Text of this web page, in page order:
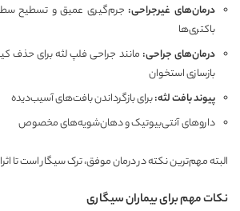
درمان‌های غیرجراحی: جرم‌گیری عمیق و تسطیح
باکتری‌ها
درمان‌های جراحی: مانند جراحی فلپ لثه برای حذف
بازسازی استخوان
پیوند بافت لثه:برای بازگرداندن بافت‌های آسیب‌دیده
داروهای آنتی‌بیوتیک و دهان‌شویه‌های مخصوص
البته مهم‌ترین نکته در درمان موفق، ترک سیگار است تا
نکات مهم برای بیماران سیگاری